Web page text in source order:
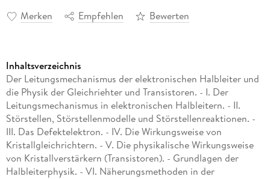
Merken Empfehlen Bewerten
Inhaltsverzeichnis
Der Leitungsmechanismus der elektronischen Halbleiter und
die Physik der Gleichriehter und Transistoren. - I. Der
Leitungsmechanismus in elektronischen Halbleitern. - II.
Störstellen, Störstellenmodelle und Störstellenreaktionen. -
III. Das Defektelektron. - IV. Die Wirkungsweise von
Kristallgleichrichtern. - V. Die physikalische Wirkungsweise
von Kristallverstärkern (Transistoren). - Grundlagen der
Halbleiterphysik. - VI. Näherungsmethoden in der